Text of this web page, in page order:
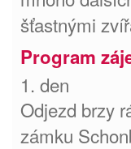
šťastnými
Program
1. den
Odjezd brzy
zámku